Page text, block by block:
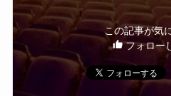
この記事が気
フォロー